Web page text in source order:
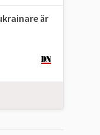
är